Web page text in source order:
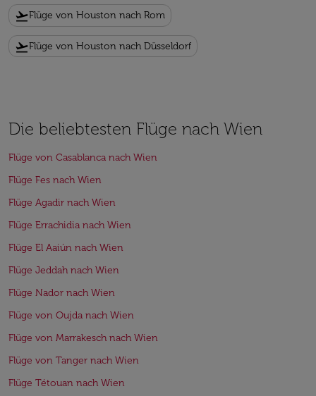
flight_takeoffFlüge von Houston nach Rom
flight_takeoffFlüge von Houston nach Düsseldorf
Die beliebtesten Flüge nach Wien
Flüge von Casablanca nach Wien
Flüge Fes nach Wien
Flüge Agadir nach Wien
Flüge Errachidia nach Wien
Flüge El Aaiún nach Wien
Flüge Jeddah nach Wien
Flüge Nador nach Wien
Flüge von Oujda nach Wien
Flüge von Marrakesch nach Wien
Flüge von Tanger nach Wien
Flüge Tétouan nach Wien